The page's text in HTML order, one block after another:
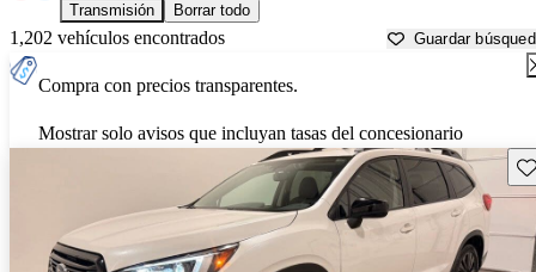
Transmisión Borrar todo
1,202 vehículos encontrados Guardar
Compra con precios transparentes.
Mostrar solo avisos que incluyan tasas del concesionario